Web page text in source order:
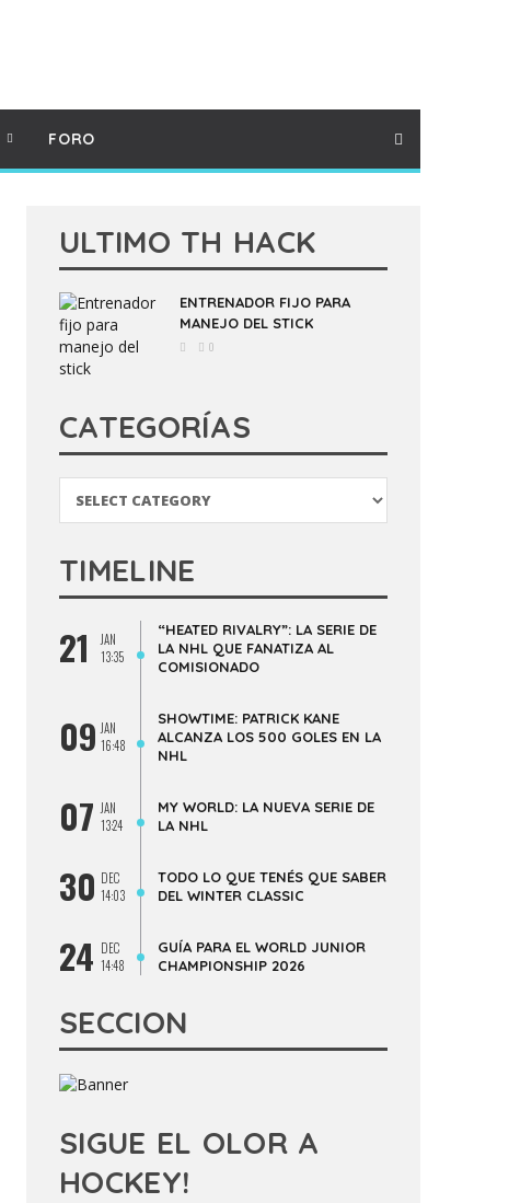
FORO
ULTIMO TH HACK
ENTRENADOR FIJO PARA
MANEJO DEL STICK
0
CATEGORÍAS
TIMELINE
21
JAN
13:35
“HEATED RIVALRY”: LA SERIE DE
LA NHL QUE FANATIZA AL
COMISIONADO
09 JAN
16:48
SHOWTIME: PATRICK KANE
ALCANZA LOS 500 GOLES EN LA
NHL
07 JAN
13:24
MY WORLD: LA NUEVA SERIE DE
LA NHL
30 DEC
14:03
TODO LO QUE TENÉS QUE SABER
DEL WINTER CLASSIC
24 DEC
14:48
GUÍA PARA EL WORLD JUNIOR
CHAMPIONSHIP 2026
SECCION
SIGUE EL OLOR A
HOCKEY!